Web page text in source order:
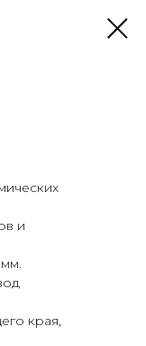
и
края,